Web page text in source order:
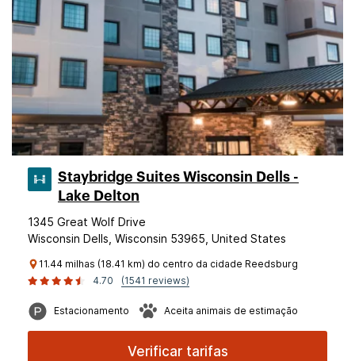
Staybridge Suites Wisconsin Dells -
Lake Delton
1345 Great Wolf Drive
Wisconsin Dells, Wisconsin 53965, United States
11.44 milhas (18.41 km) do centro da cidade Reedsburg
4.70
(1541 reviews)
Estacionamento Aceita animais de estimação
Verificar tarifas